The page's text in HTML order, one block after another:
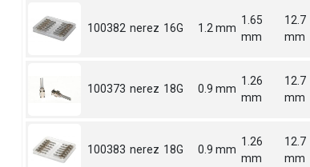
100382 nerez 16G 1.2 mm
1.65
mm
12.7
mm
100373 nerez 18G 0.9 mm
1.26
mm
12.7
mm
100383 nerez 18G 0.9 mm
1.26
mm
12.7
mm